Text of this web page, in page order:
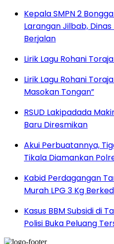
Kepala SMPN 2
Larangan Jilbab,
Berjalan
Lirik Lagu Rohani
Lirik Lagu Rohani
Masokan Tongan”
RSUD Lakipadada
Baru Diresmikan
Akui Perbuatannya,
Tikala Diamankan
Kabid Perdagangan
Murah LPG 3 Kg
Kasus BBM Subsidi di
Polisi Buka Peluang